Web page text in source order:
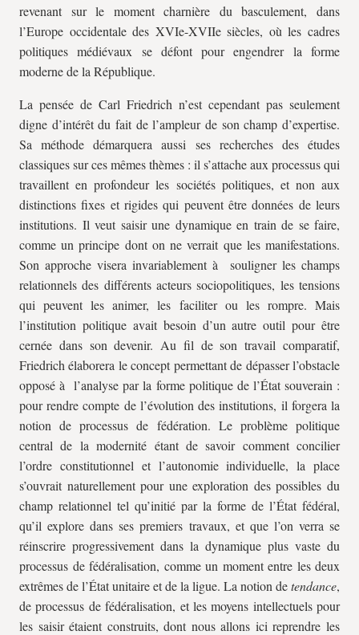
revenant sur le moment charnière du basculement, dans
l’Europe occidentale des XVIe-XVIIe siècles, où les cadres
politiques médiévaux se défont pour engendrer la forme
moderne de la République.
La pensée de Carl Friedrich n’est cependant pas seulement
digne d’intérêt du fait de l’ampleur de son champ d’expertise.
Sa méthode démarquera aussi ses recherches des études
classiques sur ces mêmes thèmes : il s’attache aux processus qui
travaillent en profondeur les sociétés politiques, et non aux
distinctions fixes et rigides qui peuvent être données de leurs
institutions. Il veut saisir une dynamique en train de se faire,
comme un principe dont on ne verrait que les manifestations.
Son approche visera invariablement à souligner les champs
relationnels des différents acteurs sociopolitiques, les tensions
qui peuvent les animer, les faciliter ou les rompre. Mais
l’institution politique avait besoin d’un autre outil pour être
cernée dans son devenir. Au fil de son travail comparatif,
Friedrich élaborera le concept permettant de dépasser l’obstacle
opposé à l’analyse par la forme politique de l’État souverain :
pour rendre compte de l’évolution des institutions, il forgera la
notion de processus de fédération. Le problème politique
central de la modernité étant de savoir comment concilier
l’ordre constitutionnel et l’autonomie individuelle, la place
s’ouvrait naturellement pour une exploration des possibles du
champ relationnel tel qu’initié par la forme de l’État fédéral,
qu’il explore dans ses premiers travaux, et que l’on verra se
réinscrire progressivement dans la dynamique plus vaste du
processus de fédéralisation, comme un moment entre les deux
extrêmes de l’État unitaire et de la ligue. La notion detendance,
de processus de fédéralisation, et les moyens intellectuels pour
les saisir étaient construits, dont nous allons ici reprendre les